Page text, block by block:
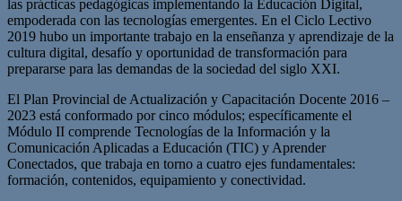
las prácticas pedagógicas implementando la Educación Digital,
empoderada con las tecnologías emergentes. En el Ciclo Lectivo
2019 hubo un importante trabajo en la enseñanza y aprendizaje de la
cultura digital, desafío y oportunidad de transformación para
prepararse para las demandas de la sociedad del siglo XXI.
El Plan Provincial de Actualización y Capacitación Docente 2016 –
2023 está conformado por cinco módulos; específicamente el
Módulo II comprende Tecnologías de la Información y la
Comunicación Aplicadas a Educación (TIC) y Aprender
Conectados, que trabaja en torno a cuatro ejes fundamentales:
formación, contenidos, equipamiento y conectividad.